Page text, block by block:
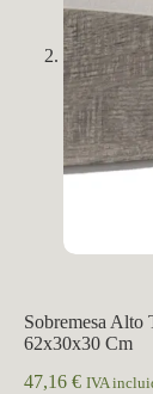
Sobremesa Alto
62x30x30 Cm
47,16 € IVA